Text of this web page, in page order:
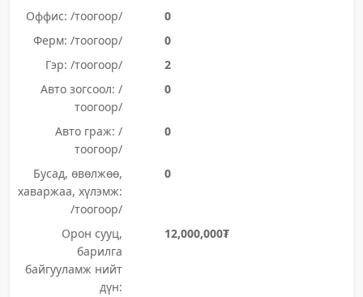
Оффис: /тоогоор/
0
Ферм: /тоогоор/
0
Гэр: /тоогоор/
2
Авто зогсоол: /
тоогоор/
0
Авто граж: /
тоогоор/
0
Бусад, өвөлжөө,
хаваржаа, хүлэмж:
/тоогоор/
0
Орон сууц,
барилга
байгууламж нийт
дүн:
12,000,000₮